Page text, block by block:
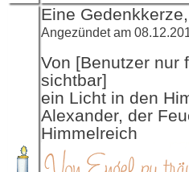
Eine Gedenkkerze,
Angezündet am
Von [Benutzer nur
sichtbar]
ein Licht in den
Alexander, der
Himmelreich